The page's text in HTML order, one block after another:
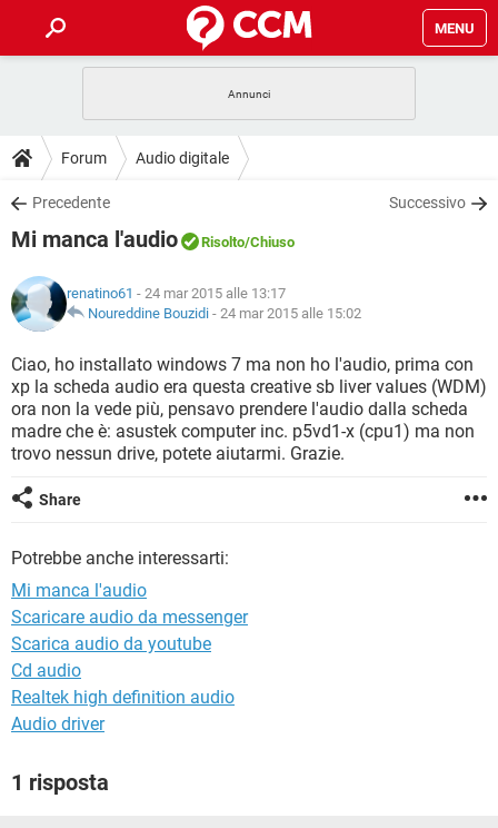
MENU
INTRATTENIMENTO
iOS
INSTAGRAM WHATSAPP
TIKTOK
HARDWARE
GUIDE
COVID-19
INSTAGRAM WHATSAPP
TIKTOK
HARDWARE
DOWNLOAD
COVID-19 GAMING
INTRATTENIMENTO
iOS WINDOWS 10
INSTAGRAM WHATSAPP
TIKTOK FACEBOOK
HARDWARE
COVID-19 GAMING
INTRATTENIMENTO
iOS WINDOWS 10
INSTAGRAM WHATSAPP
TIKTOK FACEBOOK
HARDWARE
GLOSSARIO
COVID-19 GAMING
INTRATTENIMENTO ANDROID
iOS WINDOWS 10
TIKTOK
Forum Audio digitale
Precedente Successivo
Mi manca l'audio Risolto/Chiuso
renatino61 - 24 mar 2015 alle 13:17
Noureddine Bouzidi - 24 mar 2015 alle 15:02
Ciao, ho installato windows 7 ma non ho l'audio, prima con
xp la scheda audio era questa creative sb liver values (WDM)
ora non la vede più, pensavo prendere l'audio dalla scheda
madre che è: asustek computer inc. p5vd1-x (cpu1) ma non
trovo nessun drive, potete aiutarmi. Grazie.
Share
Potrebbe anche interessarti:
Mi manca l'audio
Scaricare audio da messenger
Scarica audio da youtube
Cd audio
Realtek high definition audio
Audio driver
1 risposta